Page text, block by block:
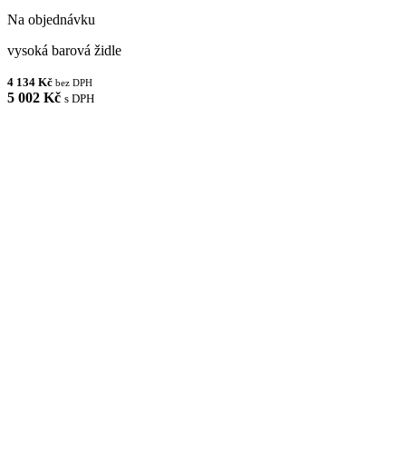
Na objednávku
vysoká barová židle
4 134 Kč bez DPH
5 002 Kč s DPH